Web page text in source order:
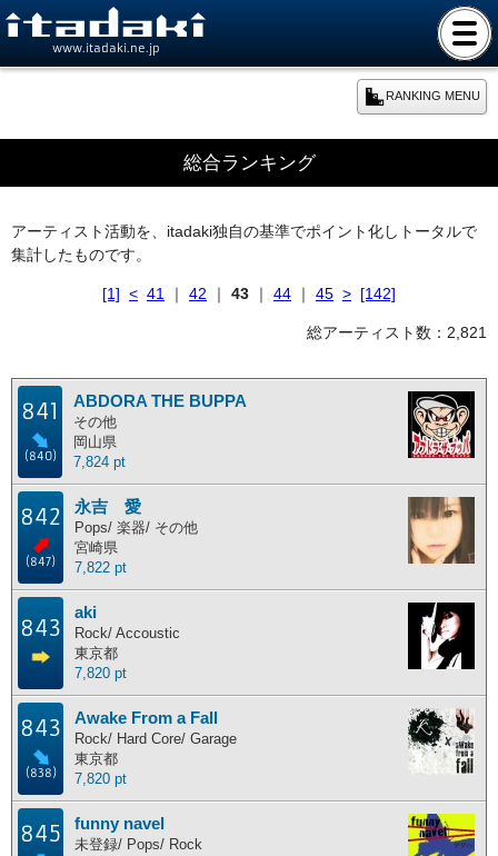
www.itadaki.ne.jp
RANKING MENU
本日のランキング
年間ランキング
主な活動地別ランキング
主な活動地別に分けたランキングです。
北海道 中部地方
近畿地方 九州地方
海外
総合ランキング
アーティスト活動を、itadaki独自の基準でポイント化しトータルで
集計したものです。
[1] < 41 ｜ 42 ｜ 43 ｜ 44 ｜ 45 > [142]
総アーティスト数：2,821
841
(840)
ABDORA THE BUPPA
その他
岡山県
7,824 pt
842
(847)
永吉 愛
Pops/ 楽器/ その他
宮崎県
7,822 pt
843
aki
Rock/ Accoustic
東京都
7,820 pt
843
(838)
Awake From a Fall
Rock/ Hard Core/ Garage
東京都
7,820 pt
845 funny navel
未登録/ Pops/ Rock